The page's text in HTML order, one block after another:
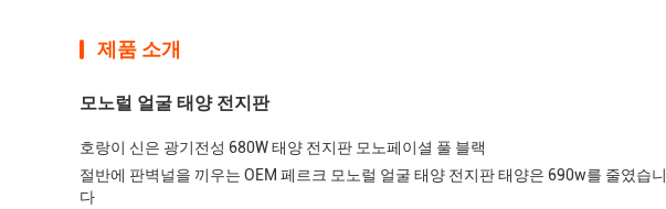
제품 소개
모노럴 얼굴 태양 전지판
호랑이 신은 광기전성 680W 태양 전지판 모노페이셜 풀 블랙
절반에 판벽널을 끼우는 OEM 페르크 모노럴 얼굴 태양 전지판 태양은 690w를 줄였습니
다